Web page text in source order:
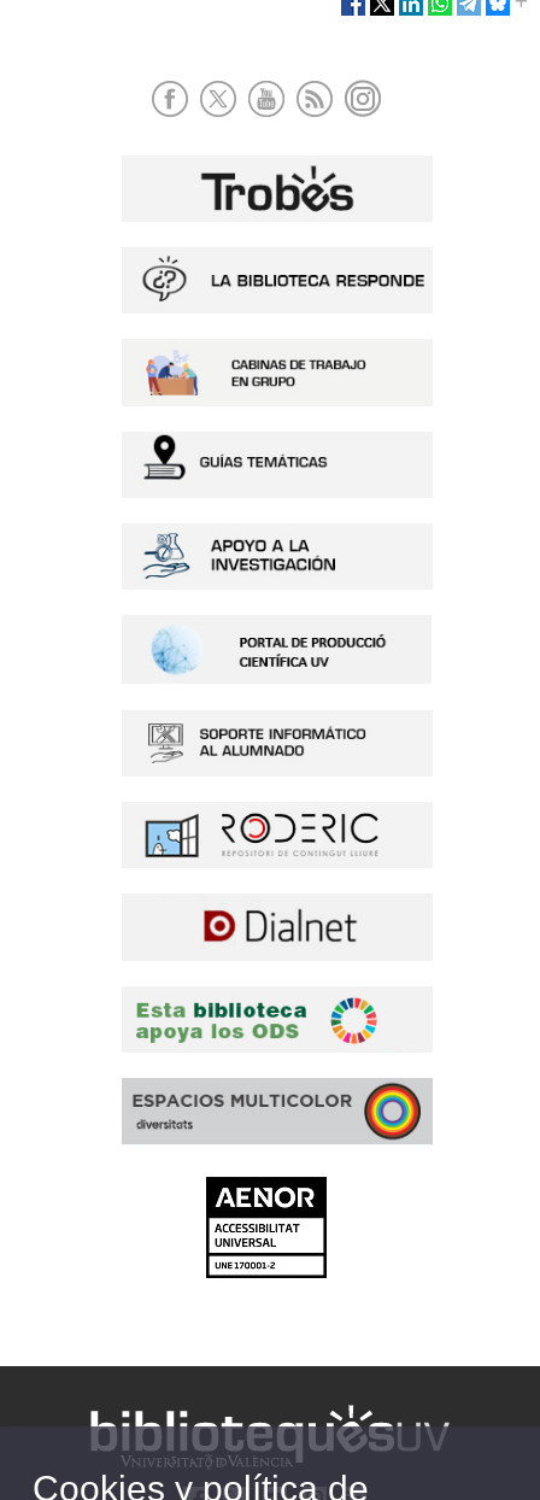
Cookies y política de